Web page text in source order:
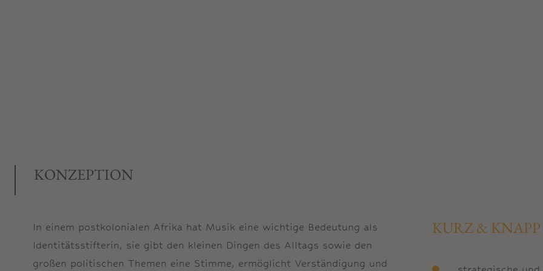
KONZEPTION
In einem postkolonialen Afrika hat Musik eine wichtige Bedeutung als
Identitätsstifterin, sie gibt den kleinen Dingen des Alltags sowie den
großen politischen Themen eine Stimme, ermöglicht Verständigung und
KURZ & KNAPP